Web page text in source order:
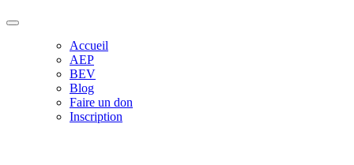
Accueil
AEP
BEV
Blog
Faire un don
Inscription